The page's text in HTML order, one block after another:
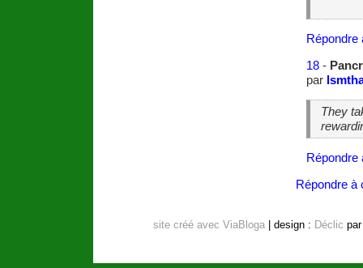
Répondre
18-
par
They
Répondre
Répondre à
site créé avec ViaBloga | design : Déclic